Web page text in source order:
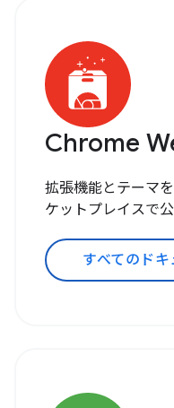
Chrome
拡張機能とテーマ
ケットプレイスで公
すべてのド